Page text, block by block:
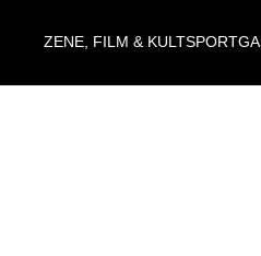
ZENE, FILM & KULTSPORT